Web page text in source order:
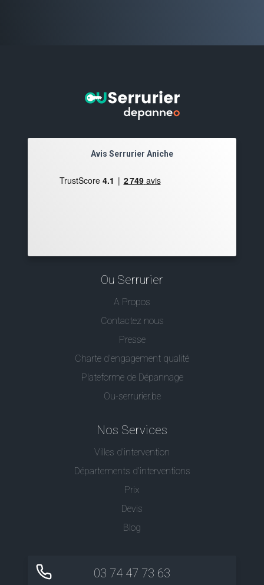
Avis Serrurier Aniche
Ou Serrurier
A Propos
Contactez nous
Presse
Charte d’engagement qualité
Plateforme de Dépannage
Ou-serrurier.be
Nos Services
Villes d'intervention
Départements d'interventions
Prix
Devis
Blog
03 74 47 73 63